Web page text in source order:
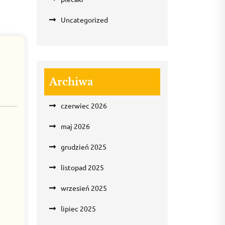
Uncategorized
Archiwa
czerwiec 2026
maj 2026
grudzień 2025
listopad 2025
wrzesień 2025
lipiec 2025